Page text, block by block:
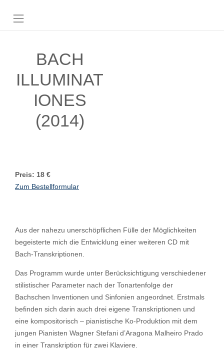
BACH
ILLUMINAT
IONES
(2014)
Preis: 18 €
Zum Bestellformular
Aus der nahezu unerschöpflichen Fülle der Möglichkeiten
begeisterte mich die Entwicklung einer weiteren CD mit
Bach-Transkriptionen.
Das Programm wurde unter Berücksichtigung verschiedener
stilistischer Parameter nach der Tonartenfolge der
Bachschen Inventionen und Sinfonien angeordnet. Erstmals
befinden sich darin auch drei eigene Transkriptionen und
eine kompositorisch – pianistische Ko-Produktion mit dem
jungen Pianisten Wagner Stefani d’Aragona Malheiro Prado
in einer Transkription für zwei Klaviere.